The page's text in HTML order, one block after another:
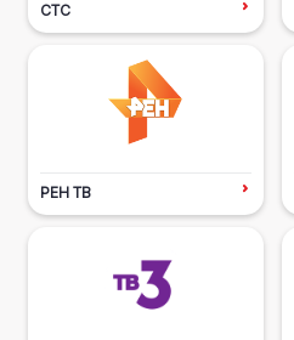
СТС
РЕН ТВ